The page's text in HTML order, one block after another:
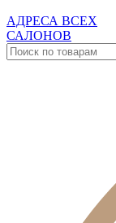
АДРЕСА ВСЕХ
САЛОНОВ